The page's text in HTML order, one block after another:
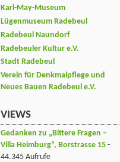
Karl-May-Museum
Lügenmuseum Radebeul
Radebeul Naundorf
Radebeuler Kultur e.V.
Stadt Radebeul
Verein für Denkmalpflege und
Neues Bauen Radebeul e.V.
VIEWS
Gedanken zu „Bittere Fragen –
Villa Heimburg“, Borstrasse 15 -
44.345 Aufrufe